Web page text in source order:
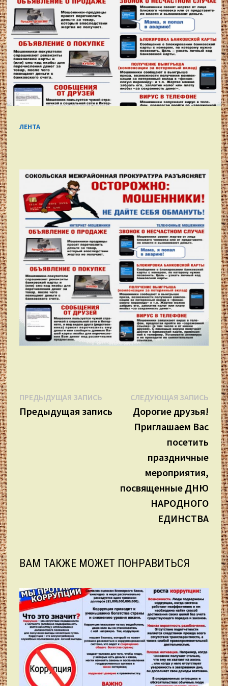
ЛЕНТА
Навигация
по
ПРЕДЫДУЩАЯ ЗАПИСЬ Предыдущая
запись:
Предыдущая запись
СЛЕДУЮЩАЯ ЗАПИСЬ
Дорогие друзья!
Приглашаем Вас
посетить
праздничные
мероприятия,
посвященные ДНЮ
НАРОДНОГО
ЕДИНСТВА
ВАМ ТАКЖЕ МОЖЕТ ПОНРАВИТЬСЯ